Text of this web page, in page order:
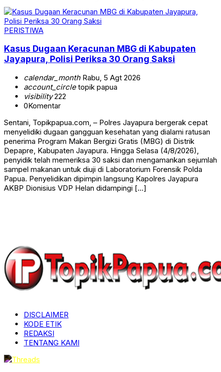
PERISTIWA
Kasus Dugaan Keracunan MBG di Kabupaten
Jayapura, Polisi Periksa 30 Orang Saksi
calendar_monthRabu, 5 Agt 2026
account_circletopik papua
visibility222
0Komentar
Sentani, Topikpapua.com, – Polres Jayapura bergerak cepat
menyelidiki dugaan gangguan kesehatan yang dialami ratusan
penerima Program Makan Bergizi Gratis (MBG) di Distrik
Depapre, Kabupaten Jayapura. Hingga Selasa (4/8/2026),
penyidik telah memeriksa 30 saksi dan mengamankan sejumlah
sampel makanan untuk diuji di Laboratorium Forensik Polda
Papua. Penyelidikan dipimpin langsung Kapolres Jayapura
AKBP Dionisius VDP Helan didampingi […]
DISCLAIMER
KODE ETIK
REDAKSI
TENTANG KAMI